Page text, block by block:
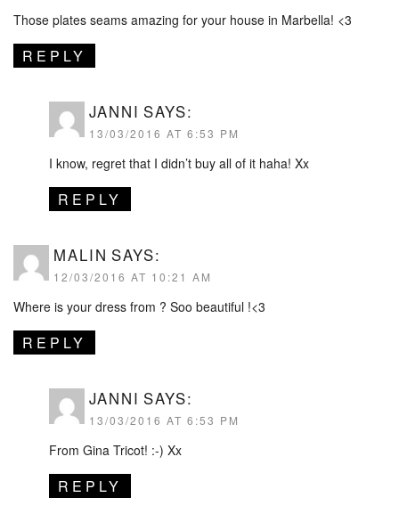
Those plates seams amazing for your house in Marbella! <3
REPLY
JANNI SAYS:
13/03/2016 AT 6:53 PM
I know, regret that I didn’t buy all of it haha! Xx
REPLY
MALIN SAYS:
12/03/2016 AT 10:21 AM
Where is your dress from ? Soo beautiful !<3
REPLY
JANNI SAYS:
13/03/2016 AT 6:53 PM
From Gina Tricot! :-) Xx
REPLY